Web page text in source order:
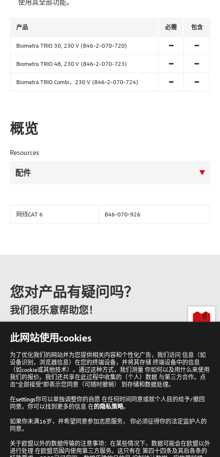
使用其全部功能。
产品 必需 包含
Biometra TRIO 30, 230 V (846-2-070-720)
Biometra TRIO 48, 230 V (846-2-070-723)
Biometra TRIO Combi，230 V (846-2-070-724)
概览
Resources
网线CAT 6 846-070-926
您对产品有疑问吗？
我们很乐意帮助您！
到
顶
部
Analytik Jena 新闻通讯
接收新闻通讯
此网站使用cookies
为了优化我们的网站并为您提供相关内容和个性化广告，我们访问 信息（如
设备识别，浏览器信息）在您的终端设备，并将其存储 终端设备中的信息
（如cookie或其他技术）。通过这种方式，我们测量 你如何以及用什么来使用
我们的报价。我们还共享在此过程中收集的（个人）数据 与第三方合作。点
击“全部接受”即表示您同意（可随时撤销） 到存储和数据处理。
在settings你可以单独调整你的自愿 在任何时间同意或就个人目的给予/撤回
同意。你可以找到更多的信息 在的隐私策略。
如果你未满16岁，并希望同意参加志愿服务， 你必须征得你的法定监护人的
同意。
关于欧盟以外的数据传输的注意事项：在某些情况下，数据可能会在欧盟以外
进行处理 在欧盟范围内使用第三方服务。这只有在 第四十四条及其后各条的